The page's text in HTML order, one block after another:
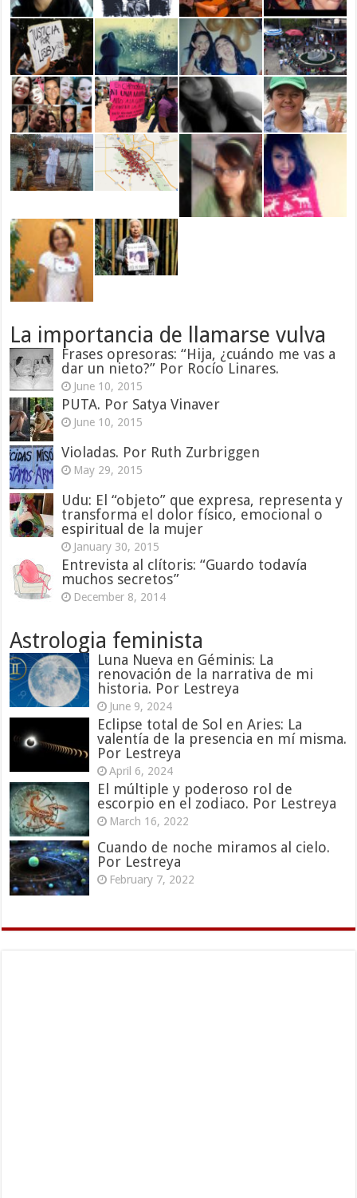
La importancia de llamarse vulva
Frases opresoras: “Hija, ¿cuándo me vas a
dar un nieto?” Por Rocío Linares.
June 10, 2015
PUTA. Por Satya Vinaver
June 10, 2015
Violadas. Por Ruth Zurbriggen
May 29, 2015
Udu: El “objeto” que expresa, representa y
transforma el dolor físico, emocional o
espiritual de la mujer
January 30, 2015
Entrevista al clítoris: “Guardo todavía
muchos secretos”
December 8, 2014
Astrologia feminista
Luna Nueva en Géminis: La
renovación de la narrativa de mi
historia. Por Lestreya
June 9, 2024
Eclipse total de Sol en Aries: La
valentía de la presencia en mí misma.
Por Lestreya
April 6, 2024
El múltiple y poderoso rol de
escorpio en el zodiaco. Por Lestreya
March 16, 2022
Cuando de noche miramos al cielo.
Por Lestreya
February 7, 2022